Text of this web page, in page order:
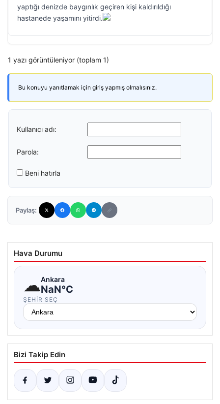
yaptığı denizde baygınlık geçiren kişi kaldırıldığı
hastanede yaşamını yitirdi.
1 yazı görüntüleniyor (toplam 1)
Bu konuyu yanıtlamak için giriş yapmış olmalısınız.
Kullanıcı adı:
Parola:
Beni hatırla
Paylaş:
Hava Durumu
☁Ankara
NaN°C
ŞEHIR SEÇ
Bizi Takip Edin